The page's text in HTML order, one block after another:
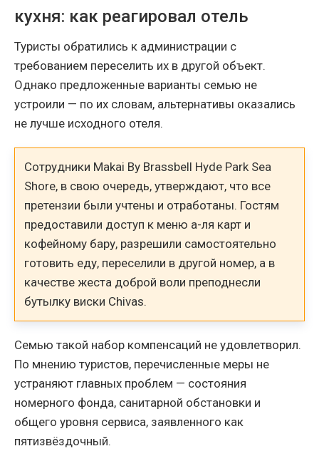
кухня: как реагировал отель
Туристы обратились к администрации с
требованием переселить их в другой объект.
Однако предложенные варианты семью не
устроили — по их словам, альтернативы оказались
не лучше исходного отеля.
Сотрудники Makai By Brassbell Hyde Park Sea
Shore, в свою очередь, утверждают, что все
претензии были учтены и отработаны. Гостям
предоставили доступ к меню а-ля карт и
кофейному бару, разрешили самостоятельно
готовить еду, переселили в другой номер, а в
качестве жеста доброй воли преподнесли
бутылку виски Chivas.
Семью такой набор компенсаций не удовлетворил.
По мнению туристов, перечисленные меры не
устраняют главных проблем — состояния
номерного фонда, санитарной обстановки и
общего уровня сервиса, заявленного как
пятизвёздочный.